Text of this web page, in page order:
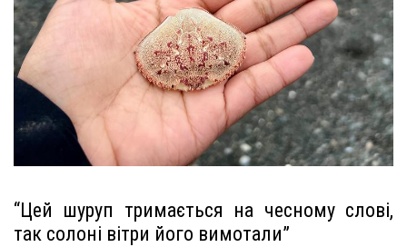
“Цей шуруп тримається на чесному слові,
так солоні вітри його вимотали”